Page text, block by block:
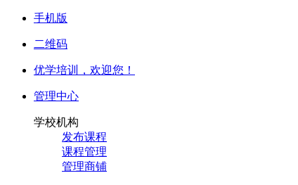
手机版
二维码
优学培训， 欢迎您！
管理中心
学校机构
发布课程
课程管理
管理商铺